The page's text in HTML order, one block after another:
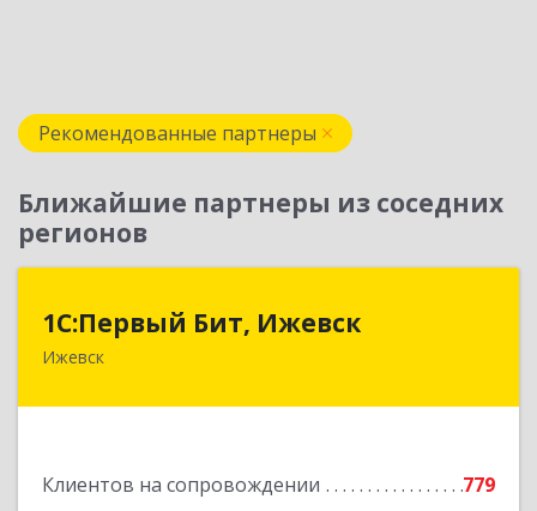
Рекомендованные партнеры
Ближайшие партнеры из соседних
регионов
1С:Первый Бит, Ижевск
Ижевск
Клиентов на сопровождении
779
1С:Первый Бит, Ижевск